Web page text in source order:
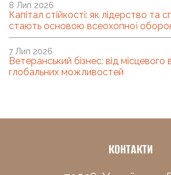
Капітал стійкості: як лідерство та
стають основою всеохопної
8 Лип 2026
Ветеранський бізнес: від місцевого
глобальних можливостей
7 Лип 2026
КОНТАКТИ